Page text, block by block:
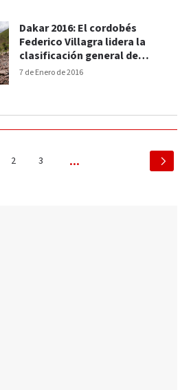
7 de Enero de 2016
Dakar 2016: El cordobés
Federico Villagra lidera la
clasificación general de
camiones
2 3